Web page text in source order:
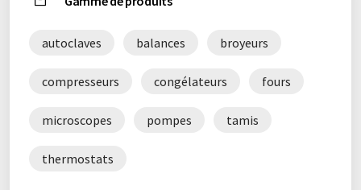
autoclaves balances broyeurs
compresseurs congélateurs fours
microscopes pompes tamis
thermostats